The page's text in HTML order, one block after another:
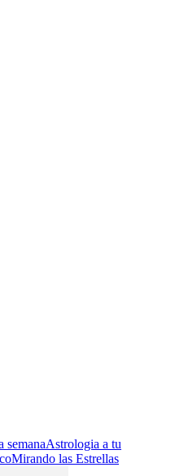
semanaAstrologia a tu
Mirando las Estrellas